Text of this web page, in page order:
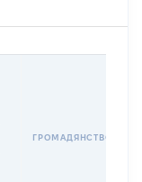
ГРОМАДЯНСТВО